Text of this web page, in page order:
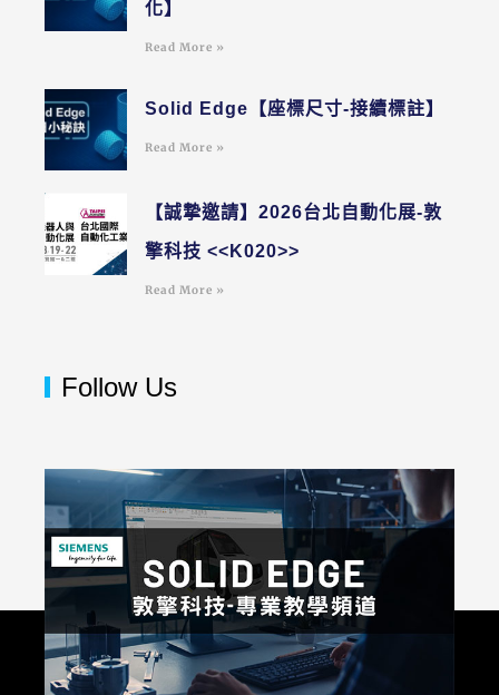
化】
Read More »
Solid Edge【座標尺寸-接續標註】
Read More »
【誠摯邀請】2026台北自動化展-敦
擎科技 <<K020>>
Read More »
Follow Us